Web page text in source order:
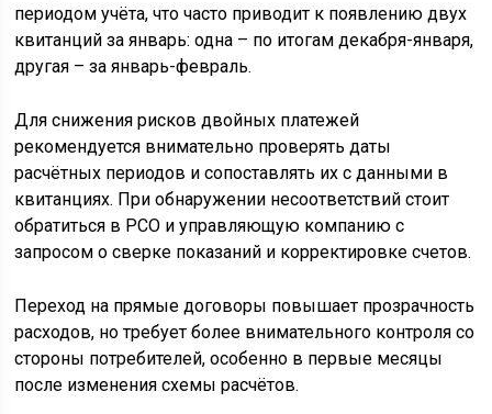
периодом учёта, что часто приводит к появлению двух
квитанций за январь: одна – по итогам декабря-января,
другая – за январь-февраль.
Для снижения рисков двойных платежей
рекомендуется внимательно проверять даты
расчётных периодов и сопоставлять их с данными в
квитанциях. При обнаружении несоответствий стоит
обратиться в РСО и управляющую компанию с
запросом о сверке показаний и корректировке счетов.
Переход на прямые договоры повышает прозрачность
расходов, но требует более внимательного контроля со
стороны потребителей, особенно в первые месяцы
после изменения схемы расчётов.